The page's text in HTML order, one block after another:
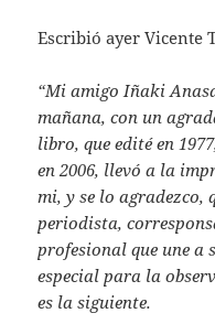
Escribió ayer Vicente
“Mi amigo Iñaki
mañana, con un
libro, que edité en
en 2006, llevó a la
mi, y se lo agradezco,
periodista,
profesional que une a
especial para la
es la siguiente.